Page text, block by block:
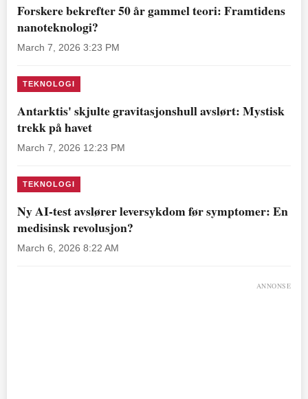
Forskere bekrefter 50 år gammel teori: Framtidens
nanoteknologi?
March 7, 2026 3:23 PM
TEKNOLOGI
Antarktis' skjulte gravitasjonshull avslørt: Mystisk
trekk på havet
March 7, 2026 12:23 PM
TEKNOLOGI
Ny AI-test avslører leversykdom før symptomer: En
medisinsk revolusjon?
March 6, 2026 8:22 AM
ANNONSE